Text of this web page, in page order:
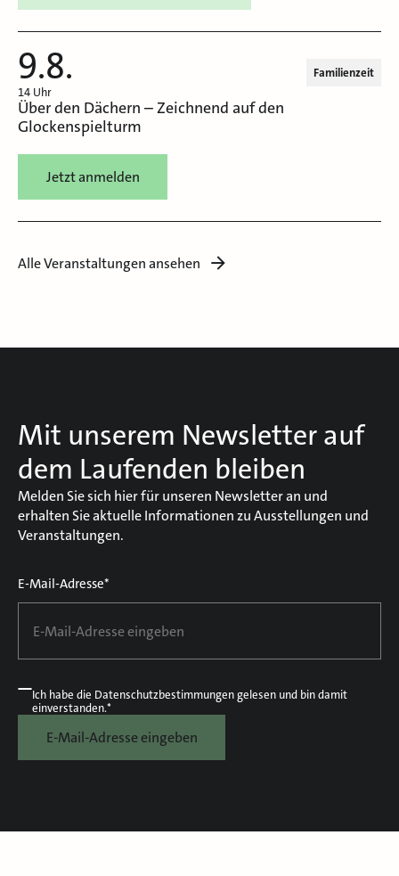
9.8.
14 Uhr
Familienzeit
Über den Dächern – Zeichnend auf den
Glockenspielturm
Jetzt anmelden
Alle Veranstaltungen ansehen
Mit unserem Newsletter auf
dem Laufenden bleiben
Melden Sie sich hier für unseren Newsletter an und
erhalten Sie aktuelle Informationen zu Ausstellungen und
Veranstaltungen.
E-Mail-Adresse*
Ich habe die Datenschutzbestimmungengelesen und bin damit
einverstanden.*
E-Mail-Adresse eingeben